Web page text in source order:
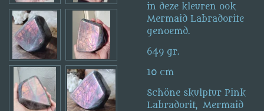
in deze kleuren ook
Mermaid Labradorite
genoemd.
649 gr.
10 cm
Schöne skulptur Pink
Labradorit, Mermaid